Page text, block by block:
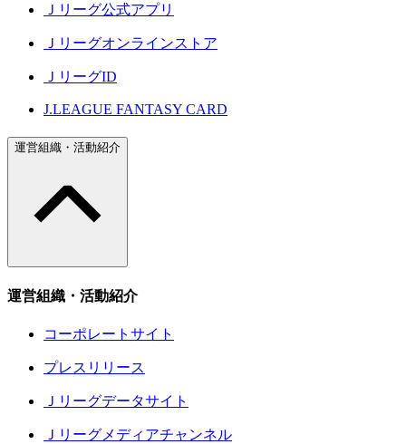
Ｊリーグ公式アプリ
Ｊリーグオンラインストア
ＪリーグID
J.LEAGUE FANTASY CARD
運営組織・活動紹介
運営組織・活動紹介
コーポレートサイト
プレスリリース
Ｊリーグデータサイト
Ｊリーグメディアチャンネル